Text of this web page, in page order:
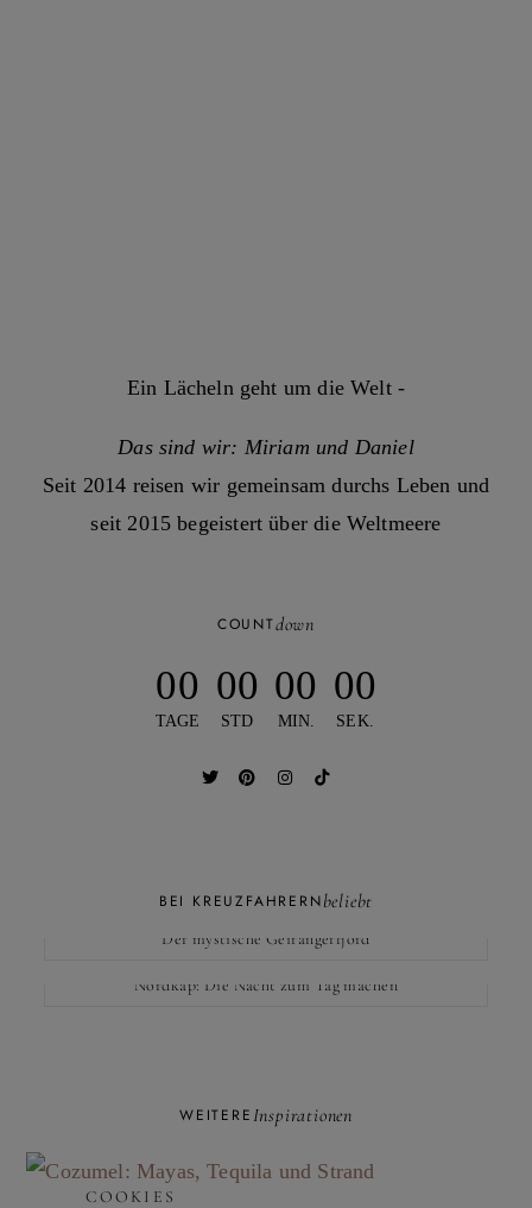
Ein Lächeln geht um die Welt -
Das sind wir: Miriam und Daniel
Seit 2014 reisen wir gemeinsam durchs Leben und
seit 2015 begeistert über die Weltmeere
COUNTdown
00
TAGE
00
STD
00
MIN.
00
SEK.
BEI KREUZFAHRERNbeliebt
Der mystische Geirangerfjord
Nordkap: Die Nacht zum Tag machen
WEITERE Inspirationen
COOKIES